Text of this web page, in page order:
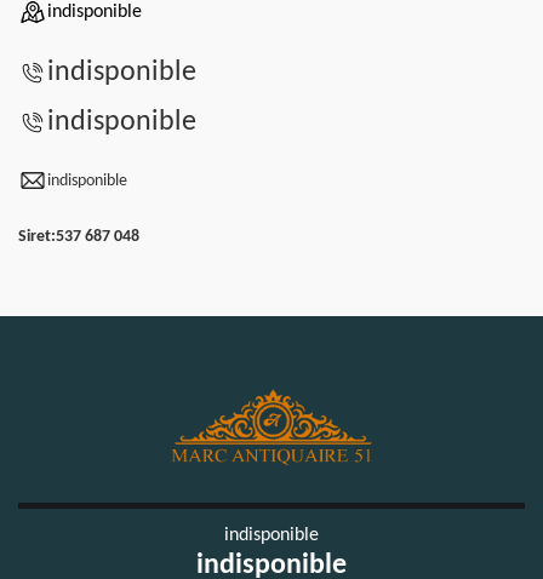
indisponible
indisponible
indisponible
indisponible
Siret:537 687 048
indisponible
indisponible